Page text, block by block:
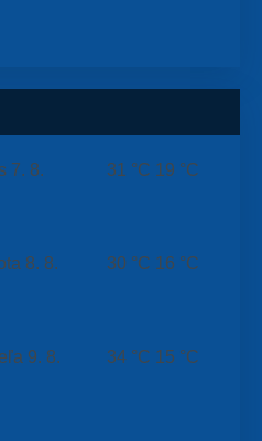
7. 8. 31 °C 19 °C
8. 8. 30 °C 16 °C
9. 8. 34 °C 15 °C